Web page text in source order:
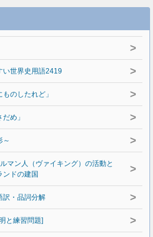
>
世界史用語2419 >
のしたれど」 >
め」 >
～ >
ン人（ヴァイキング）の活動と
ンドの建国
>
訳・品詞分解 >
と練習問題] >